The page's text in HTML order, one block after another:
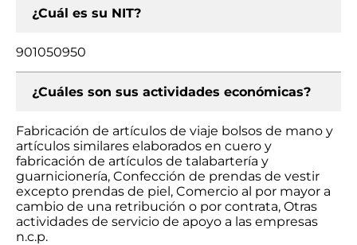
¿Cuál es su NIT?
901050950
¿Cuáles son sus actividades económicas?
Fabricación de artículos de viaje bolsos de mano y
artículos similares elaborados en cuero y
fabricación de artículos de talabartería y
guarnicionería, Confección de prendas de vestir
excepto prendas de piel, Comercio al por mayor a
cambio de una retribución o por contrata, Otras
actividades de servicio de apoyo a las empresas
n.c.p.